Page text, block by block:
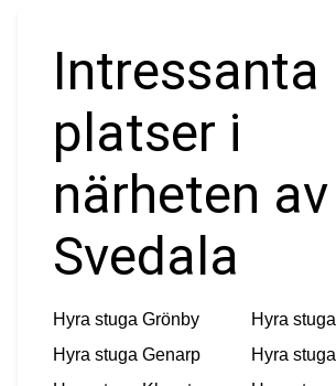
Intressanta
platser i
närheten av
Svedala
Hyra stuga Grönby Hyra stuga
Hyra stuga Genarp Hyra stuga